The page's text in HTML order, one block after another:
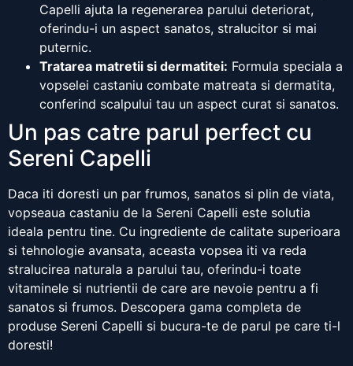
Capelli ajuta la regenerarea parului deteriorat,
oferindu-i un aspect sanatos, stralucitor si mai
puternic.
Tratarea matretii si dermatitei: Formula speciala a
vopselei castaniu combate matreata si dermatita,
conferind scalpului tau un aspect curat si sanatos.
Un pas catre parul perfect cu
Sereni Capelli
Daca iti doresti un par frumos, sanatos si plin de viata,
vopseaua castaniu de la Sereni Capelli este solutia
ideala pentru tine. Cu ingrediente de calitate superioara
si tehnologie avansata, aceasta vopsea iti va reda
stralucirea naturala a parului tau, oferindu-i toate
vitaminele si nutrientii de care are nevoie pentru a fi
sanatos si frumos. Descopera gama completa de
produse Sereni Capelli si bucura-te de parul pe care ti-l
doresti!